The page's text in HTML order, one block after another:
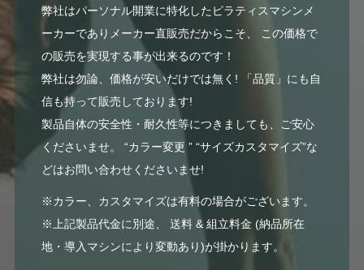
弊社はパーソナル開業に特化したピラティスマシンメ
ーカーでありメーカー直販売だからこそ、 この価格で
の販売を実現する事が出来るのです！
弊社は勿論、価格が安いだけでは無く! 「品質」にも自
信も持って販売しております!
製品自体の安全性・耐久性等につきましても、ご安心
くださいませ。 “カラー変更 ” “サイズカスタマイズ”な
どはお問い合わせくださいませ!
※カラー、カスタマイズは有料の場合がございます。
※上記製品代金に別途、 送料 & 組立料金 (納品所在
地・導入マシンにより変動あり)が掛かります。